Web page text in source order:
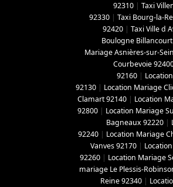
92310 | Taxi
92330 | Taxi Bourg-la-
92420 | Taxi Ville d
Boulogne
Mariage Asnières-sur-
Courbevoie
92160 |
92130 | Location Mariage
Clamart 92140 | Location
92800 | Location Mariage
Bagneaux 92220 |
92240 | Location Mariage
Vanves 92170 |
92260 | Location Mariage
mariage Le Plessis-
Reine 92340 |